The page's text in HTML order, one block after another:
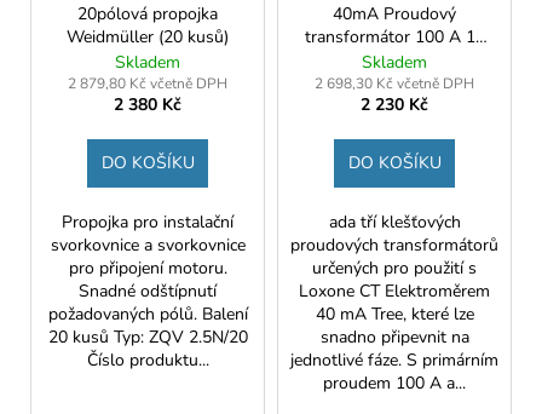
20pólová propojka
Weidmüller (20 kusů)
Skladem
2 879,80 Kč včetně DPH
2 380 Kč
DO KOŠÍKU
Propojka pro instalační
svorkovnice a svorkovnice
pro připojení motoru.
Snadné odštípnutí
požadovaných pólů. Balení
20 kusů Typ: ZQV 2.5N/20
Číslo produktu...
40mA Proudový
transformátor 100 A 16
mm (3 ks.)
Skladem
2 698,30 Kč včetně DPH
2 230 Kč
DO KOŠÍKU
ada tří klešťových
proudových transformátorů
určených pro použití s
Loxone CT Elektroměrem
40 mA Tree, které lze
snadno připevnit na
jednotlivé fáze. S primárním
proudem 100 A a...